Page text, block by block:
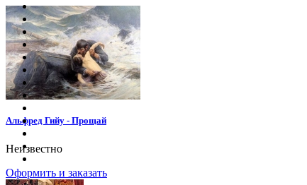
Альфред Гийу - Прощай
Неизвестно
Оформить и заказать